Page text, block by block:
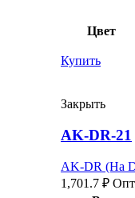
Цвет
Купить
Закрыть
AK-DR-21
AK-DR (На
1,701.7 ₽